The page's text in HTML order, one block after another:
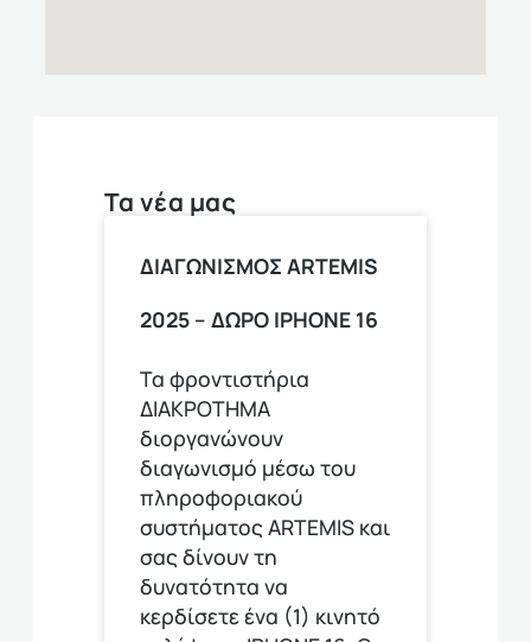
Τα νέα μας
ΔΙΑΓΩΝΙΣΜΟΣ ARTEMIS
2025 – ΔΩΡΟ ΙPHONE 16
Τα φροντιστήρια
ΔΙΑΚΡΟΤΗΜΑ
διοργανώνουν
διαγωνισμό μέσω του
πληροφοριακού
συστήματος ARTEMIS και
σας δίνουν τη
δυνατότητα να
κερδίσετε ένα (1) κινητό